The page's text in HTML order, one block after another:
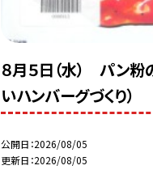
８月５日（水） パン粉
いハンバーグづくり）
公開日 2026/08/05
更新日 2026/08/05